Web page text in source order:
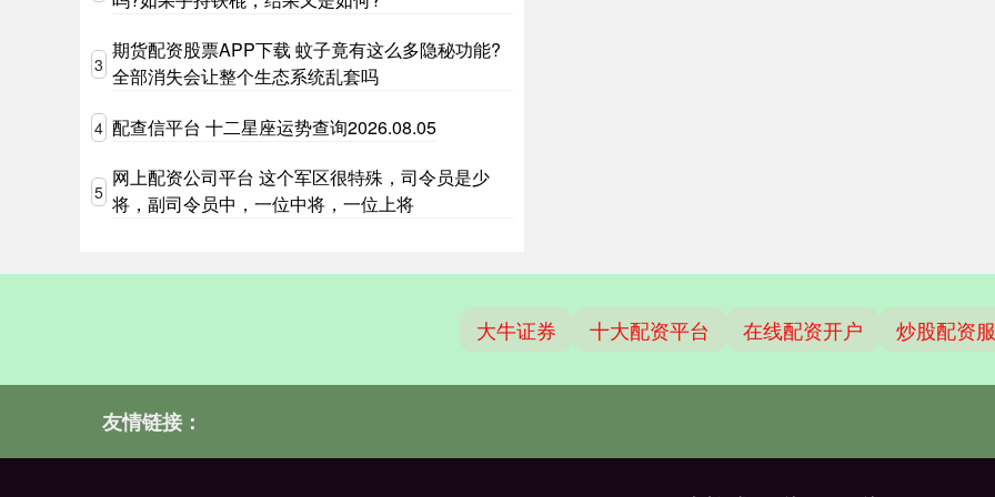
3
期货配资股票APP下载 蚊子竟有这么多隐秘功能?
全部消失会让整个生态系统乱套吗
4 配查信平台 十二星座运势查询2026.08.05
5
网上配资公司平台 这个军区很特殊，司令员是少
将，副司令员中，一位中将，一位上将
大牛证券 十大配资平台 在线配资开户 炒股配资
友情链接：